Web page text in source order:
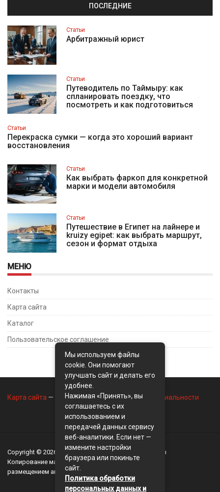
ПОСЛЕДНИЕ
Статьи
Арбитражный юрист
Статьи
Путеводитель по Таймыру: как
спланировать поездку, что
посмотреть и как подготовиться
Статьи
Перекраска сумки — когда это хороший вариант
восстановления
Статьи
Как выбрать фаркоп для конкретной
марки и модели автомобиля
Статьи
Путешествие в Египет на лайнере и
kruizy egipet: как выбрать маршрут,
сезон и формат отдыха
МЕНЮ
Контакты
Карта сайта
Каталог
Пользовательское соглашение
Карта сайта — Контакты— Политика конфиденциальности
Copyright © 2026 BusinessMix- Экономика и финансы
Копирование материалов разрешается, только с
размещением активной ссылки на сайт
Мы используем файлы
cookie. Они помогают
улучшать сайт и делать его
удобнее.
Нажимая «Принять», вы
соглашаетесь с их
использованием и
передачей данных сервису
веб-аналитики. Если нет —
измените настройки
браузера или покиньте
сайт.
Политика обработки
персональных данных и